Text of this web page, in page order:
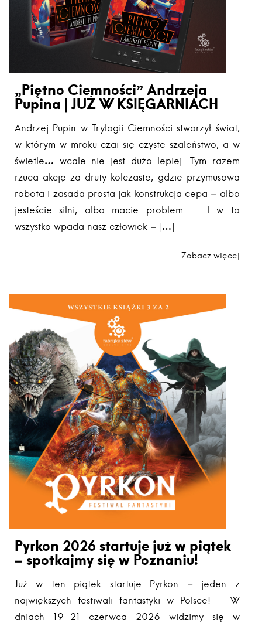
„Piętno Ciemności” Andrzeja
Pupina | JUŻ W KSIĘGARNIACH
Andrzej Pupin w Trylogii Ciemności stworzył świat,
w którym w mroku czai się czyste szaleństwo, a w
świetle… wcale nie jest dużo lepiej. Tym razem
rzuca akcję za druty kolczaste, gdzie przymusowa
robota i zasada prosta jak konstrukcja cepa – albo
jesteście silni, albo macie problem. I w to
wszystko wpada nasz człowiek – […]
Zobacz więcej
Pyrkon 2026 startuje już w piątek
– spotkajmy się w Poznaniu!
Już w ten piątek startuje Pyrkon – jeden z
największych festiwali fantastyki w Polsce! W
dniach 19-21 czerwca 2026 widzimy się w